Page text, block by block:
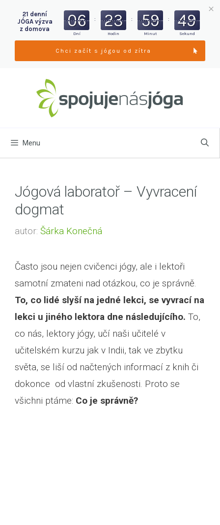
Menu
Jógová laboratoř – Vyvracení
dogmat
autor: Šárka Konečná
Často jsou nejen cvičenci jógy, ale i lektoři
samotní zmateni nad otázkou, co je správně.
To, co lidé slyší na jedné lekci, se vyvrací na
lekci u jiného lektora dne následujícího. To,
co nás, lektory jógy, učí naši učitelé v
učitelském kurzu jak v Indii, tak ve zbytku
světa, se liší od načtených informací z knih či
dokonce od vlastní zkušenosti. Proto se
všichni ptáme: Co je správně?
21 denní
JÓGA výzva
z domova
06
Dní
: 23
Hodin
: 59
Minut
: 48
Sekund
Chci začít s jógou od zítra